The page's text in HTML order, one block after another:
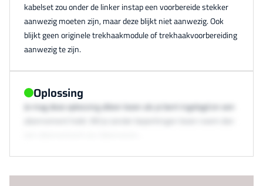
kabelset zou onder de linker instap een voorbereide stekker
aanwezig moeten zijn, maar deze blijkt niet aanwezig. Ook
blijkt geen originele trekhaakmodule of trekhaakvoorbereiding
aanwezig te zijn.
Oplossing
Je mag deze oplossing alleen lezen als je bent ingelogd en een